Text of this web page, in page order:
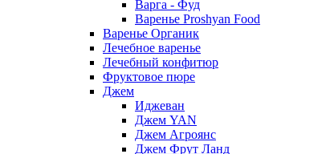
Варга - Фуд
Варенье Proshyan Food
Варенье Органик
Лечебное варенье
Лечебный конфитюр
Фруктовое пюре
Джем
Иджеван
Джем YAN
Джем Агроянс
Джем Фрут Ланд